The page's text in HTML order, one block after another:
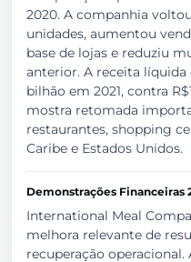
2020. A companhia
unidades, aumentou
base de lojas e reduziu
anterior. A receita líquida
bilhão em 2021, contra
mostra retomada
restaurantes, shopping
Caribe e Estados Unidos.
Demonstrações Financeiras
International Meal
melhora relevante de
recuperação